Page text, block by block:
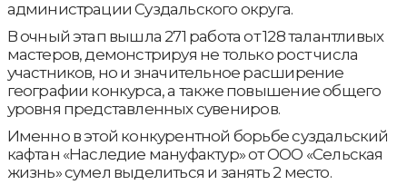
администрации Суздальского округа.
В очный этап вышла 271 работа от 128 талантливых
мастеров, демонстрируя не только рост числа
участников, но и значительное расширение
географии конкурса, а также повышение общего
уровня представленных сувениров.
Именно в этой конкурентной борьбе суздальский
кафтан «Наследие мануфактур» от ООО «Сельская
жизнь» сумел выделиться и занять 2 место.